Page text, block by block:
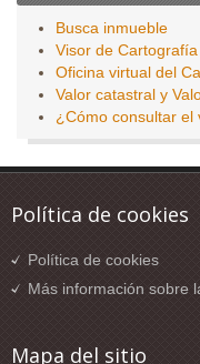
Busca inmueble
Visor de Cartografía
Oficina virtual del
Valor catastral y
¿Cómo consultar el
Política de cookies
Política de cookies
Más información sobre
Mapa del sitio